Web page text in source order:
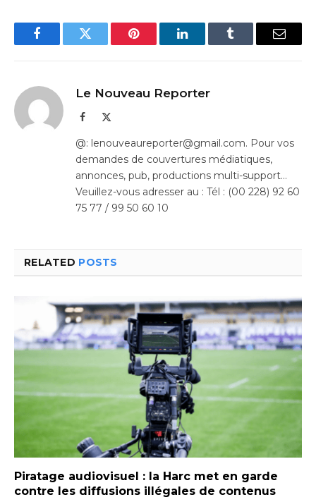
FacebookTwitter Pinterest LinkedInTumblr Email
Le Nouveau Reporter
Facebook
@: lenouveaureporter@gmail.com. Pour vos
demandes de couvertures médiatiques,
annonces, pub, productions multi-support…
Veuillez-vous adresser au : Tél : (00 228) 92 60
75 77 / 99 50 60 10
RELATED POSTS
Piratage audiovisuel : la Harc met en garde
contre les diffusions illégales de contenus